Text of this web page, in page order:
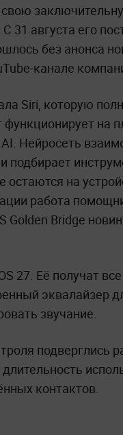
свою
31 августа его
без анонса
канале
Siri, которую
функционирует на
Нейросеть
подбирает
на
работа
Bridge
27. Её получат
эквалайзер
звучание.
подверглись
контактов.